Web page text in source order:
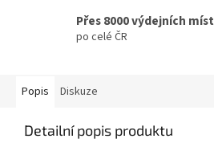
Přes 8000 výdejních míst
po celé ČR
Popis Diskuze
Detailní popis produktu